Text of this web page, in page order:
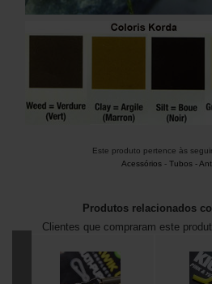
Este produto pertence às
Acessórios - Tubos -
Produtos relacionados
Clientes que compraram este